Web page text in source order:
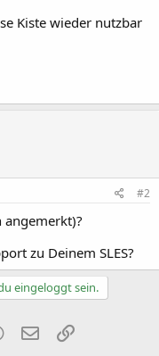
Kiste wieder nutzbar
#2
angemerkt)?
zu Deinem SLES?
eingeloggt sein.
WhatsApp
E-MailLink